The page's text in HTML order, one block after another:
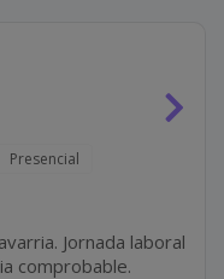
Presencial
Jornada laboral
comprobable.